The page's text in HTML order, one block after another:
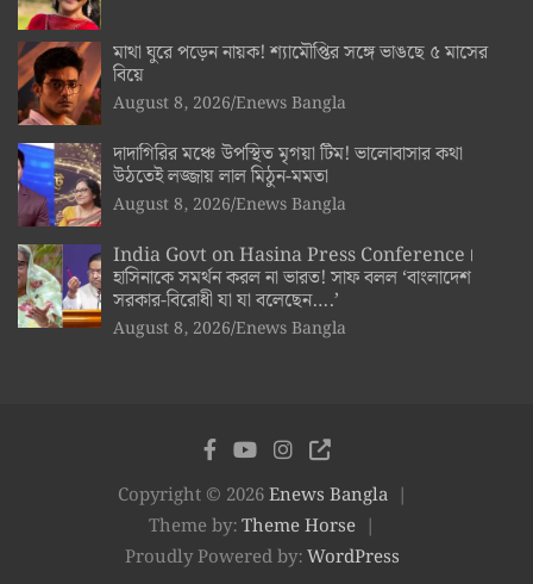
মাথা ঘুরে পড়েন নায়ক! শ্যামৌপ্তির সঙ্গে ভাঙছে ৫ মাসের
বিয়ে
August 8, 2026 Enews Bangla
দাদাগিরির মঞ্চে উপস্থিত মৃগয়া টিম! ভালোবাসার কথা
উঠতেই লজ্জায় লাল মিঠুন-মমতা
August 8, 2026 Enews Bangla
India Govt on Hasina Press Conference।
হাসিনাকে সমর্থন করল না ভারত! সাফ বলল ‘বাংলাদেশ
সরকার-বিরোধী যা যা বলেছেন….’
August 8, 2026 Enews Bangla
Copyright © 2026Enews Bangla
Theme by:Theme Horse
Proudly Powered by:WordPress